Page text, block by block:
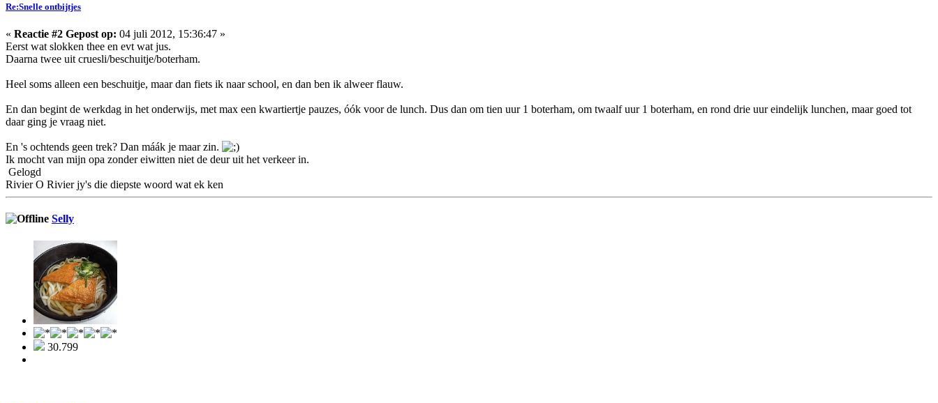
Re:Snelle ontbijtjes
« Reactie #2 Gepost op: 04 juli 2012, 15:36:47 »
Eerst wat slokken thee en evt wat jus.
Daarna twee uit cruesli/beschuitje/boterham.
Heel soms alleen een beschuitje, maar dan fiets ik naar school, en dan ben ik alweer flauw.
En dan begint de werkdag in het onderwijs, met max een kwartiertje pauzes, óók voor de lunch. Dus dan om tien uur 1 boterham, om twaalf uur 1 boterham, en rond drie uur eindelijk lunchen, maar goed tot
daar ging je vraag niet.
En 's ochtends geen trek? Dan máák je maar zin.
Ik mocht van mijn opa zonder eiwitten niet de deur uit het verkeer in.
Gelogd
Rivier O Rivier jy's die diepste woord wat ek ken
Selly
30.799